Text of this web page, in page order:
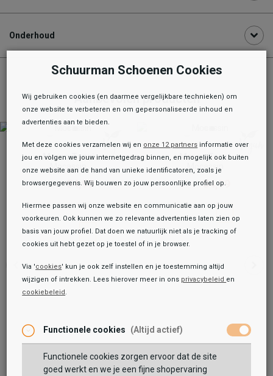
Mocassin
134,99
89,99
Maat:
Onderhoud
Aanbevolen producten
Marco Tozzi
Mocassin
59,9954,99
Marco Tozzi
Mocassin
69,9954,99
Toegevoegd aan je winkeltas!
Schuurman Schoenen Cookies
Wij gebruiken cookies (en daarmee vergelijkbare technieken) om
onze website te verbeteren en om gepersonaliseerde inhoud en
advertenties aan te bieden.
Met deze cookies verzamelen wij en onze 12 partners informatie over
jou en volgen we jouw internetgedrag binnen, en mogelijk ook buiten
onze website aan de hand van unieke identificatoren, zoals je
browsergegevens. Wij bouwen zo jouw persoonlijke profiel op.
Hiermee passen wij onze website en communicatie aan op jouw
voorkeuren. Ook kunnen we zo relevante advertenties laten zien op
basis van jouw profiel. Dat doen we natuurlijk niet als je tracking of
cookies uit hebt gezet op je toestel of in je browser.
Via 'cookies' kun je ook zelf instellen en je toestemming altijd
wijzigen of intrekken. Lees hierover meer in ons privacybeleid en
cookiebeleid .
Functionele cookies (Altijd actief)
Functionele cookies zorgen ervoor dat de site
goed werkt en we je een fijne shopervaring